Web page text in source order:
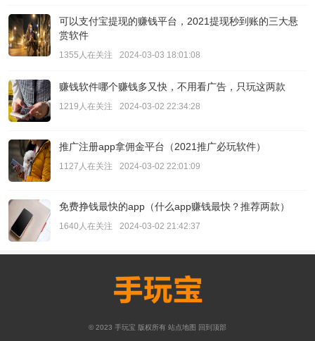
可以支付宝提现的赚钱平台，2021提现秒到账的三大悬
赏软件
1355人在关注 2024-03-03 18:01:08
赚钱软件哪个赚钱多又快，不用看广告，只玩这两款
1219人在关注 2024-03-02 22:34:28
推广注册app拿佣金平台（2021推广必玩软件）
1127人在关注 2024-03-02 22:01:09
免费挣钱最快的app（什么app赚钱最快？推荐两款）
1640人在关注 2024-03-02 21:42:37
© 2023 手玩宝 版权所有 站点地图 回到顶部